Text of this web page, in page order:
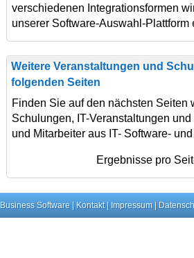
verschiedenen Integrationsformen
unserer Software-Auswahl-Plattform
Weitere Veranstaltungen und
folgenden Seiten
Finden Sie auf den nächsten Seiten
Schulungen, IT-Veranstaltungen
und Mitarbeiter aus IT- Software-
Ergebnisse pro
Business Software| Kontakt| Impressum|